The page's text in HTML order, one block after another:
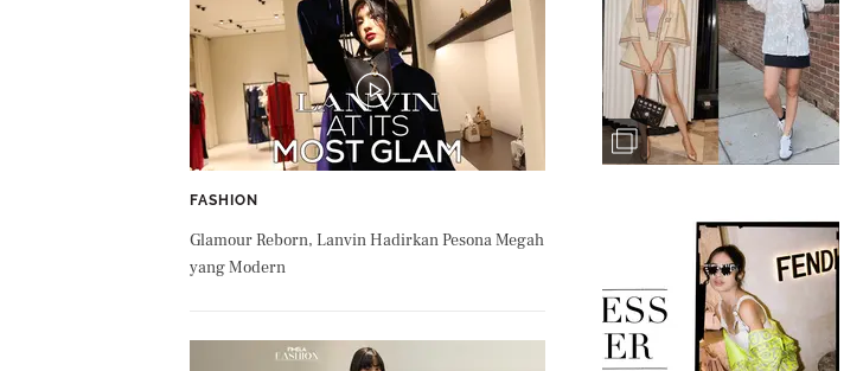
FASHION
Glamour Reborn, Lanvin Hadirkan Pesona Megah
yang Modern